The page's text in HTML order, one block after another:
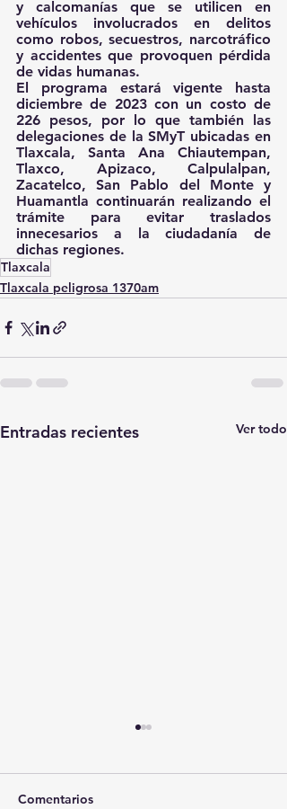
y calcomanías que se utilicen en
vehículos involucrados en delitos
como robos, secuestros, narcotráfico
y accidentes que provoquen pérdida
de vidas humanas.
El programa estará vigente hasta
diciembre de 2023 con un costo de
226 pesos, por lo que también las
delegaciones de la SMyT ubicadas en
Tlaxcala, Santa Ana Chiautempan,
Tlaxco, Apizaco, Calpulalpan,
Zacatelco, San Pablo del Monte y
Huamantla continuarán realizando el
trámite para evitar traslados
innecesarios a la ciudadanía de
dichas regiones.
Tlaxcala
Tlaxcala peligrosa 1370am
Entradas recientes Ver todo
Comentarios